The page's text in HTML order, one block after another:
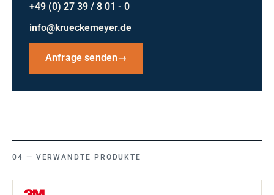
+49 (0) 27 39 / 8 01 - 0
info@krueckemeyer.de
Anfrage senden→
VERWANDTE PRODUKTE